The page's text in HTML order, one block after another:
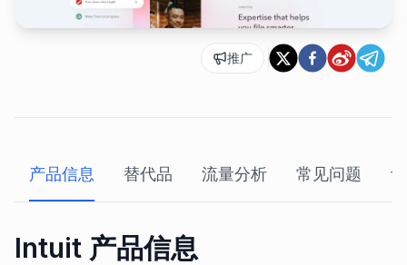
推广
产品信息 替代品 流量分析 常见问题
Intuit 产品信息